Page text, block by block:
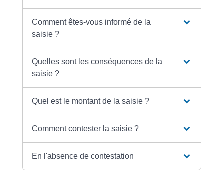
Comment êtes-vous informé de la
saisie ?
Quelles sont les conséquences de la
saisie ?
Quel est le montant de la saisie ?
Comment contester la saisie ?
En l'absence de contestation